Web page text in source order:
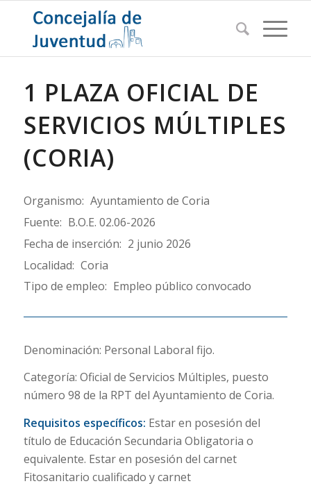
1 PLAZA OFICIAL DE
SERVICIOS MÚLTIPLES
(CORIA)
Organismo: Ayuntamiento de Coria
Fuente: B.O.E. 02.06-2026
Fecha de inserción: 2 junio 2026
Localidad: Coria
Tipo de empleo: Empleo público convocado
Denominación: Personal Laboral fijo.
Categoría: Oficial de Servicios Múltiples, puesto
número 98 de la RPT del Ayuntamiento de Coria.
Requisitos específicos: Estar en posesión del
título de Educación Secundaria Obligatoria o
equivalente. Estar en posesión del carnet
Fitosanitario cualificado y carnet